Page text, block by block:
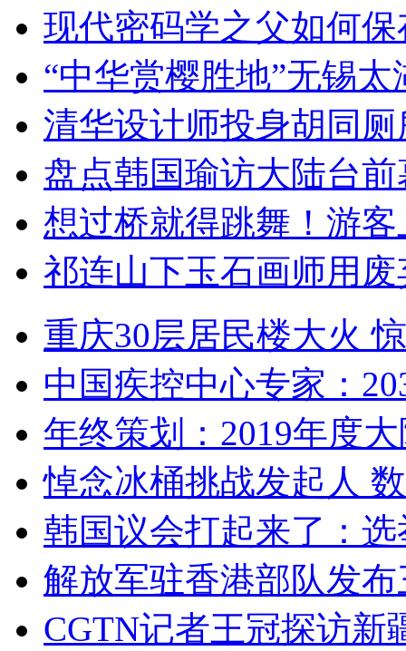
现代密码学之父如何
“中华赏樱胜地”无锡
清华设计师投身胡同
盘点韩国瑜访大陆台
想过桥就得跳舞！游客
祁连山下玉石画师用
重庆30层居民楼大火
中国疾控中心专家：
年终策划：2019年度
悼念冰桶挑战发起人
韩国议会打起来了：
解放军驻香港部队发
CGTN记者王冠探访新